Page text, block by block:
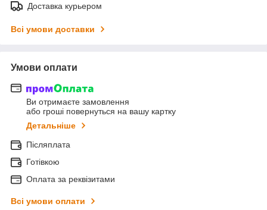
Доставка курьером
Всі умови доставки
Умови оплати
Ви отримаєте замовлення
або гроші повернуться на вашу картку
Детальніше
Післяплата
Готівкою
Оплата за реквізитами
Всі умови оплати